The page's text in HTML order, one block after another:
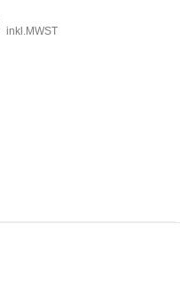
inkl.MWST